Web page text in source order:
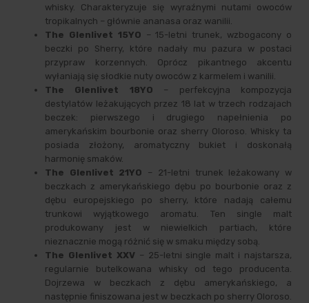
whisky. Charakteryzuje się wyraźnymi nutami owoców
tropikalnych – głównie ananasa oraz wanilii.
The Glenlivet 15YO – 15-letni trunek, wzbogacony o
beczki po Sherry, które nadały mu pazura w postaci
przypraw korzennych. Oprócz pikantnego akcentu
wyłaniają się słodkie nuty owoców z karmelem i wanilii.
The Glenlivet 18YO
– perfekcyjna kompozycja
destylatów leżakujących przez 18 lat w trzech rodzajach
beczek: pierwszego i drugiego napełnienia po
amerykańskim bourbonie oraz sherry Oloroso. Whisky ta
posiada złożony, aromatyczny bukiet i doskonałą
harmonię smaków.
The Glenlivet 21YO
– 21-letni trunek leżakowany w
beczkach z amerykańskiego dębu po bourbonie oraz z
dębu europejskiego po sherry, które nadają całemu
trunkowi wyjątkowego aromatu. Ten single malt
produkowany jest w niewielkich partiach, które
nieznacznie mogą różnić się w smaku między sobą.
The Glenlivet XXV – 25-letni single malt i najstarsza,
regularnie butelkowana whisky od tego producenta.
Dojrzewa w beczkach z dębu amerykańskiego, a
następnie finiszowana jest w beczkach po sherry Oloroso.